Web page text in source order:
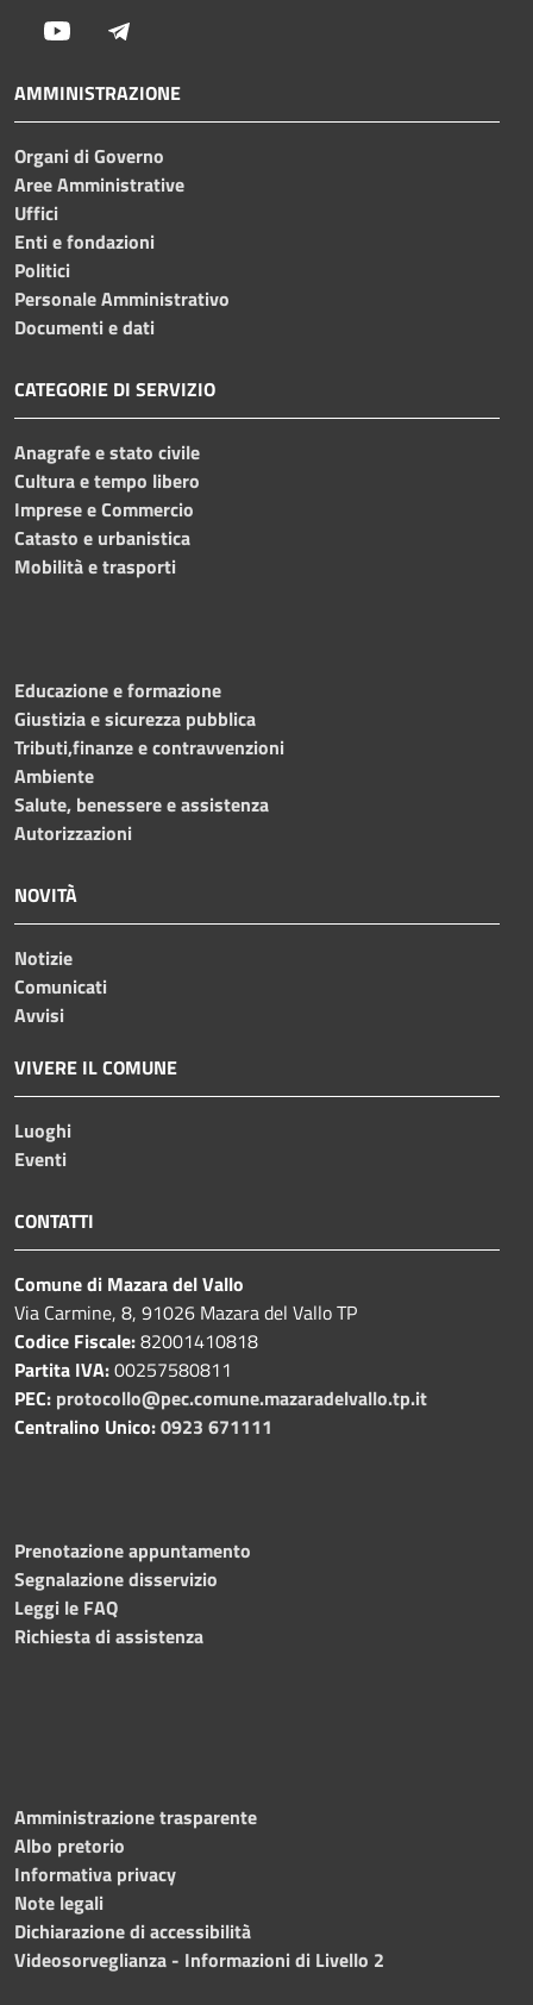
Youtube
AMMINISTRAZIONE
Organi di Governo
Aree Amministrative
Uffici
Enti e fondazioni
Politici
Personale Amministrativo
Documenti e dati
CATEGORIE DI SERVIZIO
Anagrafe e stato civile
Cultura e tempo libero
Imprese e Commercio
Catasto e urbanistica
Mobilità e trasporti
Educazione e formazione
Giustizia e sicurezza pubblica
Tributi,finanze e contravvenzioni
Ambiente
Salute, benessere e assistenza
Autorizzazioni
NOVITÀ
Notizie
Comunicati
Avvisi
VIVERE IL COMUNE
Luoghi
Eventi
CONTATTI
Comune di Mazara del Vallo
Via Carmine, 8, 91026 Mazara del Vallo TP
Codice Fiscale:82001410818
Partita IVA:00257580811
PEC: protocollo@pec.comune.mazaradelvallo.tp.it
Centralino Unico:0923 671111
Prenotazione appuntamento
Segnalazione disservizio
Leggi le FAQ
Richiesta di assistenza
Amministrazione trasparente
Albo pretorio
Informativa privacy
Note legali
Dichiarazione di accessibilità
Videosorveglianza - Informazioni di Livello 2